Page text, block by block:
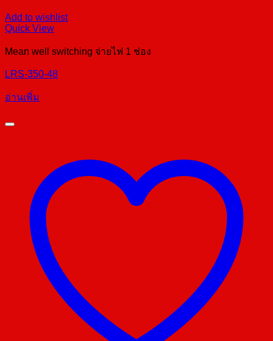
Add to wishlist
Quick View
Mean well switching จ่ายไฟ 1 ช่อง
LRS-350-48
อ่านเพิ่ม